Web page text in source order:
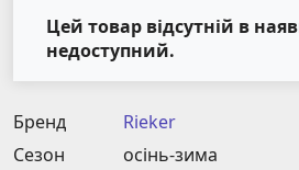
Цей товар відсутній в
недоступний.
Бренд
Rieker
Сезон
осінь-зима